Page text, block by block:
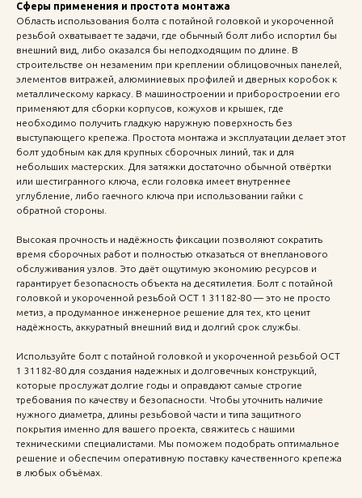
Сферы применения и простота монтажа
Область использования болта с потайной головкой и укороченной
резьбой охватывает те задачи, где обычный болт либо испортил бы
внешний вид, либо оказался бы неподходящим по длине. В
строительстве он незаменим при креплении облицовочных панелей,
элементов витражей, алюминиевых профилей и дверных коробок к
металлическому каркасу. В машиностроении и приборостроении его
применяют для сборки корпусов, кожухов и крышек, где
необходимо получить гладкую наружную поверхность без
выступающего крепежа. Простота монтажа и эксплуатации делает этот
болт удобным как для крупных сборочных линий, так и для
небольших мастерских. Для затяжки достаточно обычной отвёртки
или шестигранного ключа, если головка имеет внутреннее
углубление, либо гаечного ключа при использовании гайки с
обратной стороны.
Высокая прочность и надёжность фиксации позволяют сократить
время сборочных работ и полностью отказаться от внепланового
обслуживания узлов. Это даёт ощутимую экономию ресурсов и
гарантирует безопасность объекта на десятилетия. Болт с потайной
головкой и укороченной резьбой ОСТ 1 31182-80 — это не просто
метиз, а продуманное инженерное решение для тех, кто ценит
надёжность, аккуратный внешний вид и долгий срок службы.
Используйте болт с потайной головкой и укороченной резьбой ОСТ
1 31182-80 для создания надежных и долговечных конструкций,
которые прослужат долгие годы и оправдают самые строгие
требования по качеству и безопасности. Чтобы уточнить наличие
нужного диаметра, длины резьбовой части и типа защитного
покрытия именно для вашего проекта, свяжитесь с нашими
техническими специалистами. Мы поможем подобрать оптимальное
решение и обеспечим оперативную поставку качественного крепежа
в любых объёмах.